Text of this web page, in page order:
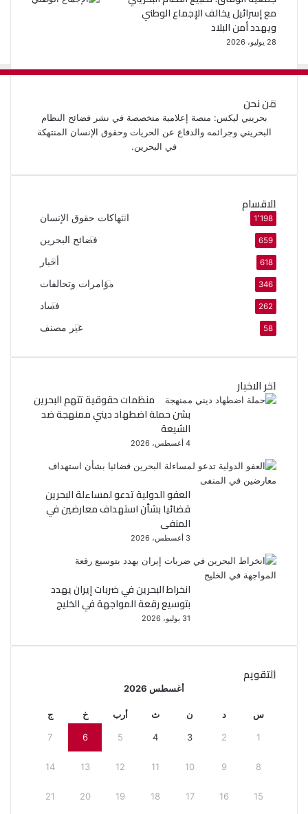
مع إسرائيل يخالف الإجماع الوطني
ويهدد أمن البلاد
28 يوليو، 2026
من نحن
بحريني ليكس: منصة إعلامية متخصصة في نشر فضائح النظام
البحريني وجرائمه والدفاع عن الحريات وحقوق الإنسان المنتهكة
في البحرين.
الاقسام
انتهاكات حقوق الإنسان 1٬198
فضائح البحرين 659
أخبار 618
مؤامرات وتحالفات 346
فساد 262
غير مصنف 58
اخر الاخبار
منظمات حقوقية تتهم البحرين
بشن حملة اضطهاد ديني ممنهجة ضد
الشيعة
4 أغسطس، 2026
العفو الدولية تدعو لمساءلة البحرين
قضائيا بشأن استهداف معارضين في
المنفى
3 أغسطس، 2026
انخراط البحرين في ضربات إيران يهدد
بتوسيع رقعة المواجهة في الخليج
31 يوليو، 2026
التقويم
أغسطس 2026
س د ن ث أرب خ ج
1
2
3
4
5
6
7
8
9
10
11
12
13
14
15
16
17
18
19
20
21